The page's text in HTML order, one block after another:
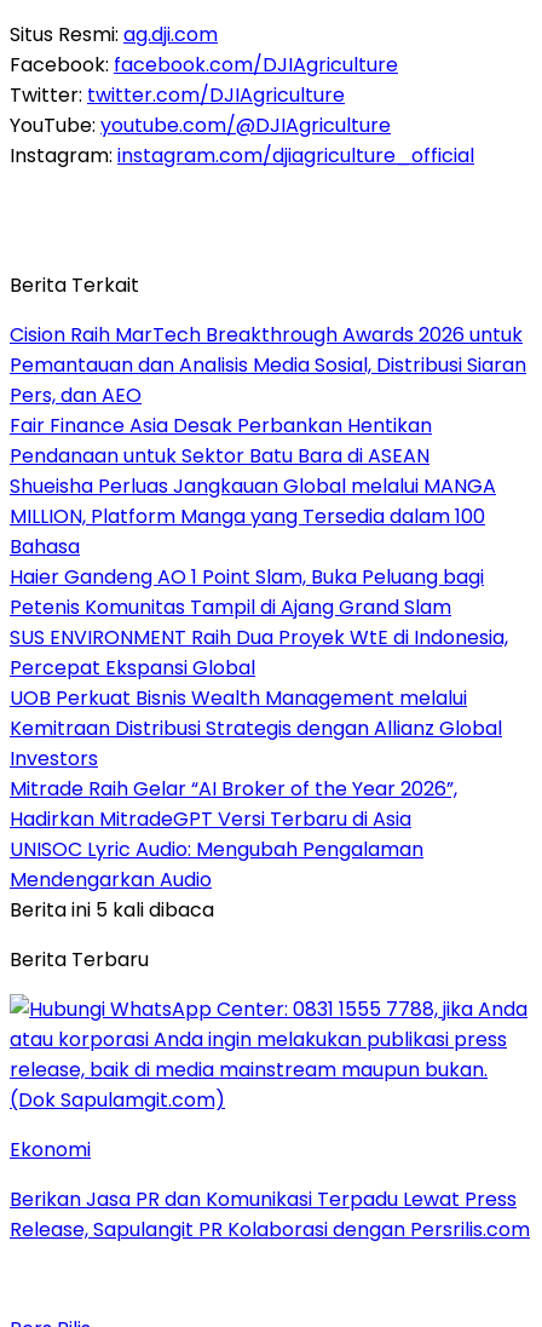
Situs Resmi: ag.dji.com
Facebook: facebook.com/DJIAgriculture
Twitter: twitter.com/DJIAgriculture
YouTube: youtube.com/@DJIAgriculture
Instagram: instagram.com/djiagriculture_official
Berita Terkait
Cision Raih MarTech Breakthrough Awards 2026 untuk
Pemantauan dan Analisis Media Sosial, Distribusi Siaran
Pers, dan AEO
Fair Finance Asia Desak Perbankan Hentikan
Pendanaan untuk Sektor Batu Bara di ASEAN
Shueisha Perluas Jangkauan Global melalui MANGA
MILLION, Platform Manga yang Tersedia dalam 100
Bahasa
Haier Gandeng AO 1 Point Slam, Buka Peluang bagi
Petenis Komunitas Tampil di Ajang Grand Slam
SUS ENVIRONMENT Raih Dua Proyek WtE di Indonesia,
Percepat Ekspansi Global
UOB Perkuat Bisnis Wealth Management melalui
Kemitraan Distribusi Strategis dengan Allianz Global
Investors
Mitrade Raih Gelar “AI Broker of the Year 2026”,
Hadirkan MitradeGPT Versi Terbaru di Asia
UNISOC Lyric Audio: Mengubah Pengalaman
Mendengarkan Audio
Berita ini 5 kali dibaca
Berita Terbaru
Ekonomi
Berikan Jasa PR dan Komunikasi Terpadu Lewat Press
Release, Sapulangit PR Kolaborasi dengan Persrilis.com